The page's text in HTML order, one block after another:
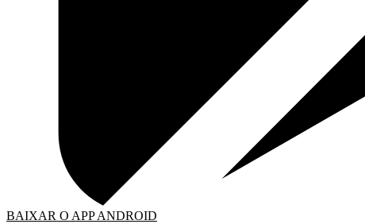
BAIXAR O APP ANDROID